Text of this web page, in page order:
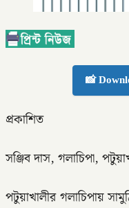
📸
প্রকাশিত
সঞ্জিব দাস, গলাচিপা,
পটুয়াখালীর গলাচিপায়